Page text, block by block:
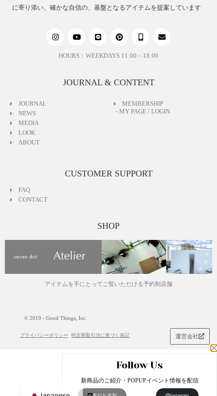
に寄り添い、確かな自信の、基盤となるアイテムを提案しています
HOURS：WEEKDAYS 11:00 – 18:00
JOURNAL & CONTENT
JOURNAL
NEWS
MEDIA
LOOK
ABOUT
MEMBERSHIP
- MY PAGE / LOGIN
CUSTOMER SUPPORT
FAQ
CONTACT
SHOP
アイテムを手にとってご覧いただける予約制店舗
© 2019 - Good Things, Inc.
プライバシーポリシー 特定商取引法に基づく表記 運営会社
Follow Us
新商品のご紹介・POPUPイベント情報を配信